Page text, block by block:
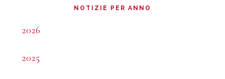
NOTIZIE PER ANNO
2026
2025